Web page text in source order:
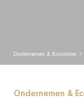
Ondernemen & Economie
Ondernemen &